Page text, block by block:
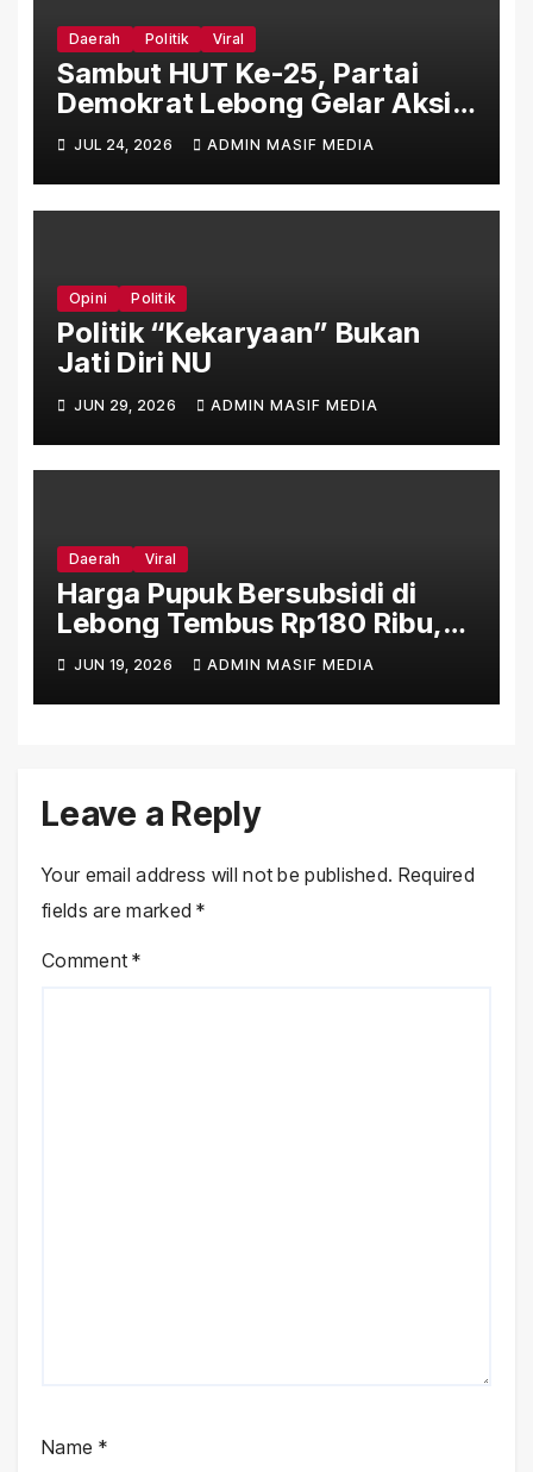
Daerah Politik Viral
Sambut HUT Ke-25, Partai
Demokrat Lebong Gelar Aksi
Bersih Rumah Ibadah Lewat
Gerakan Indonesia Asri Langit
Biru
JUL 24, 2026 ADMIN MASIF MEDIA
Opini Politik
Politik “Kekaryaan” Bukan
Jati Diri NU
JUN 29, 2026 ADMIN MASIF MEDIA
Daerah Viral
Harga Pupuk Bersubsidi di
Lebong Tembus Rp180 Ribu,
Jauh Lampaui HET Permentan
No. 15/2025
JUN 19, 2026 ADMIN MASIF MEDIA
Leave a Reply
Your email address will not be published. Required
fields are marked*
Comment*
Name *